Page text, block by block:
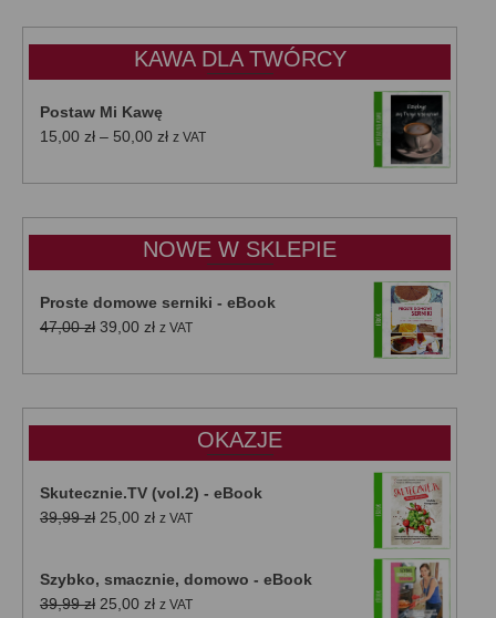
KAWA DLA TWÓRCY
Postaw Mi Kawę
15,00 zł – 50,00 złZakres
od
do
50,00 zł
z VAT
NOWE W SKLEPIE
Proste domowe serniki - eBook
47,00zł Pierwotna
wynosiła:
39,00 złAktualna
wynosi:
z VAT
OKAZJE
Skutecznie.TV (vol.2) - eBook
39,99zł Pierwotna
39,99 zł.
25,00 złAktualna
25,00 zł.
z VAT
Szybko, smacznie, domowo - eBook
39,99zł Pierwotna
25,00 złAktualna
z VAT